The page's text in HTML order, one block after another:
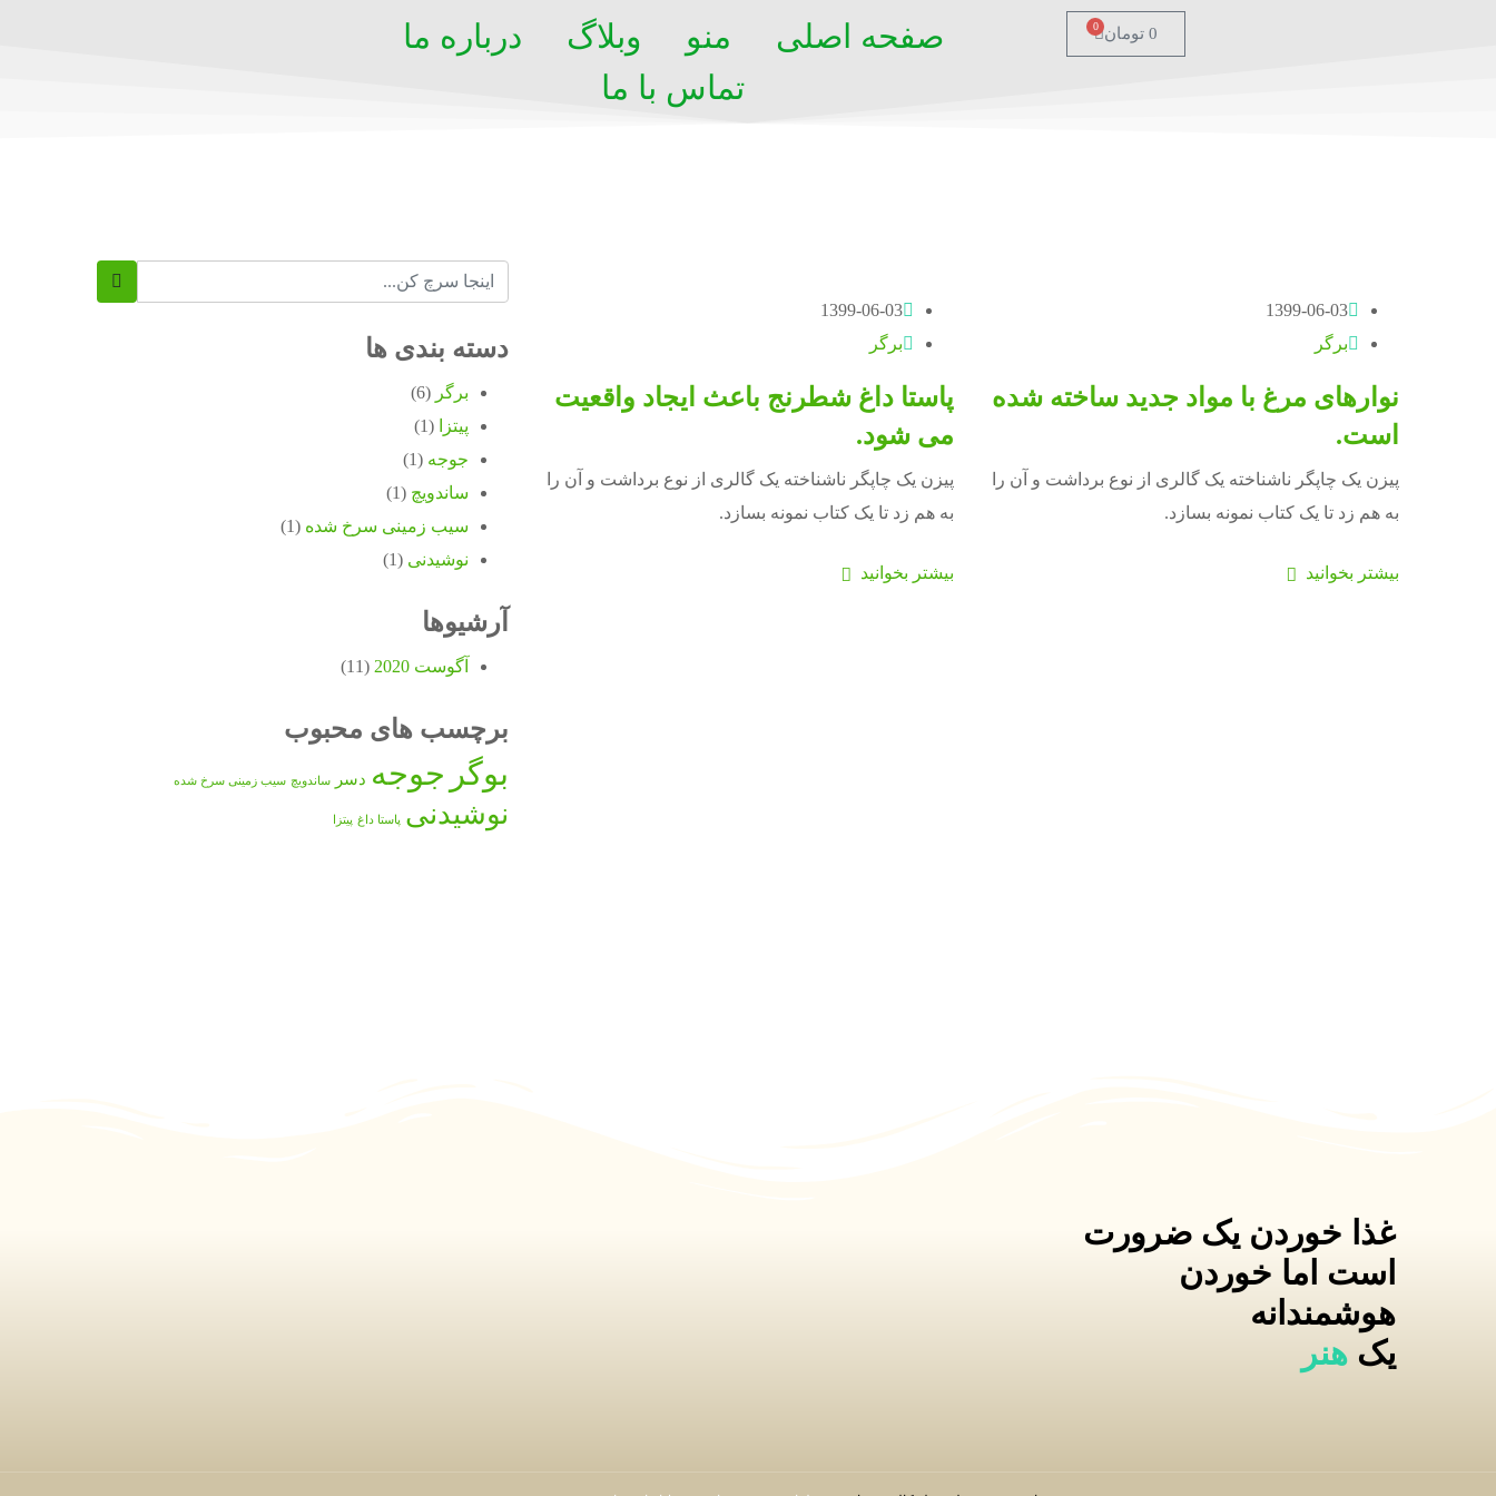
0 تومان 0 صفحه اصلی منو وبلاگ
درباره ما
تماس با ما
1399-06-03
برگر
نوارهای مرغ با مواد جدید ساخته شده
است.
پیزن یک چاپگر ناشناخته یک گالری از نوع برداشت و آن را
به هم زد تا یک کتاب نمونه بسازد.
بیشتر بخوانید
1399-06-03
برگر
پاستا داغ شطرنج باعث ایجاد واقعیت
می شود.
پیزن یک چاپگر ناشناخته یک گالری از نوع برداشت و آن را
به هم زد تا یک کتاب نمونه بسازد.
بیشتر بخوانید
دسته بندی ها
برگر (6)
پیتزا
(1)
جوجه (1)
ساندویچ (1)
سیب زمینی سرخ شده (1)
نوشیدنی (1)
آرشیوها
آگوست 2020 (11)
برچسب های محبوب
بوگر جوجه دسر ساندویچ سیب زمینی سرخ شده
نوشیدنی پاستا داغ پیتزا
غذا خوردن یک ضرورت
است اما خوردن
هوشمندانه
یک هنر